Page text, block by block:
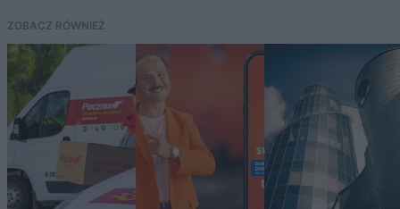
ZOBACZ RÓWNIEŻ